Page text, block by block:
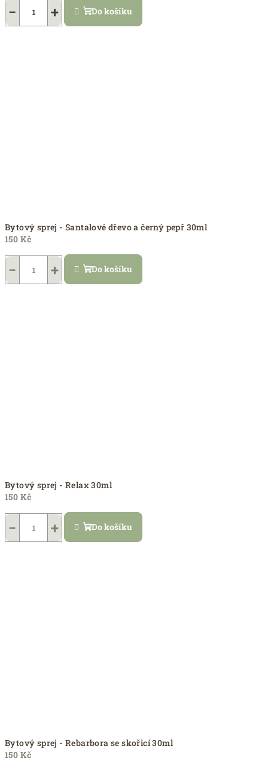
+
− Do košíku
Bytový sprej - Santalové dřevo a černý pepř 30ml
150 Kč
+
− Do košíku
Bytový sprej - Relax 30ml
150 Kč
+
− Do košíku
Bytový sprej - Rebarbora se skořicí 30ml
150 Kč